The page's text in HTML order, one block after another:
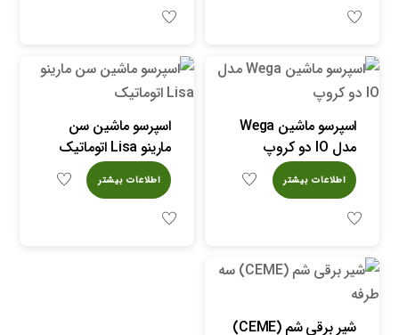
اسپرسو ماشین Wega
مدل IO دو کروپ
اطلاعات بیشتر
اسپرسو ماشین سن
مارینو Lisa اتوماتیک
اطلاعات بیشتر
شیر برقی شم (CEME)